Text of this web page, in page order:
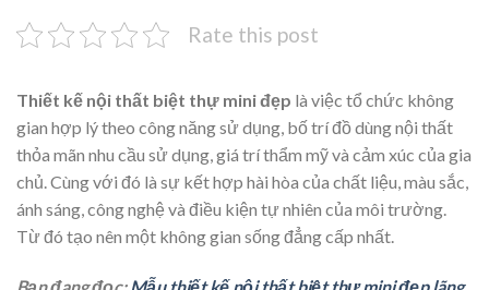
Rate this post
Thiết kế nội thất biệt thự mini đẹp là việc tổ chức không
gian hợp lý theo công năng sử dụng, bố trí đồ dùng nội thất
thỏa mãn nhu cầu sử dụng, giá trí thẩm mỹ và cảm xúc của gia
chủ. Cùng với đó là sự kết hợp hài hòa của chất liệu, màu sắc,
ánh sáng, công nghệ và điều kiện tự nhiên của môi trường.
Từ đó tạo nên một không gian sống đẳng cấp nhất.